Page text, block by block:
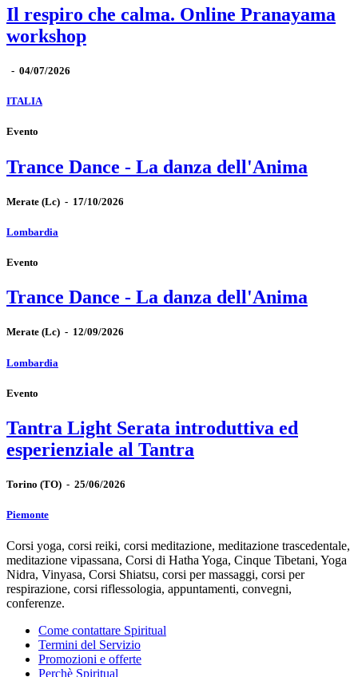
Il respiro che calma. Online Pranayama
workshop
- 04/07/2026
ITALIA
Evento
Trance Dance - La danza dell'Anima
Merate (Lc) - 17/10/2026
Lombardia
Evento
Trance Dance - La danza dell'Anima
Merate (Lc) - 12/09/2026
Lombardia
Evento
Tantra Light Serata introduttiva ed
esperienziale al Tantra
Torino (TO) - 25/06/2026
Piemonte
Corsi yoga, corsi reiki, corsi meditazione, meditazione trascedentale,
meditazione vipassana, Corsi di Hatha Yoga, Cinque Tibetani, Yoga
Nidra, Vinyasa, Corsi Shiatsu, corsi per massaggi, corsi per
respirazione, corsi riflessologia, appuntamenti, convegni,
conferenze.
Come contattare Spiritual
Termini del Servizio
Promozioni e offerte
Perchè Spiritual